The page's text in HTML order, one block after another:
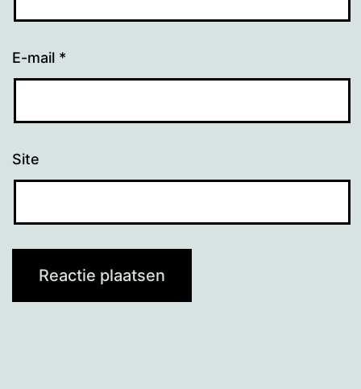
E-mail *
Site